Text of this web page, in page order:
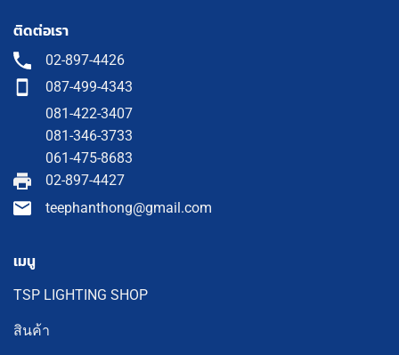
ติดต่อเรา
02-897-4426
087-499-4343
081-422-3407
081-346-3733
061-475-8683
02-897-4427
teephanthong@gmail.com
เมนู
TSP LIGHTING SHOP
สินค้า